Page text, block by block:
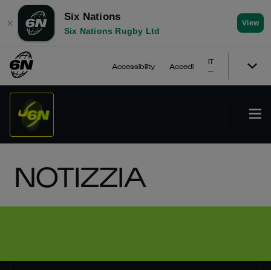
✕
Six Nations
Six Nations Rugby Ltd
View
Accessibility Accedi
IT
NOTIZZIA